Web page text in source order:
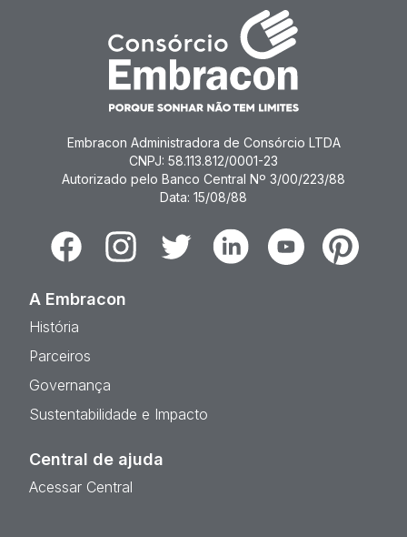
Embracon Administradora de Consórcio LTDA
CNPJ: 58.113.812/0001-23
Autorizado pelo Banco Central Nº 3/00/223/88
Data: 15/08/88
FacebookInstagramTwitter LinkedinYoutubePinterest
A Embracon
História
Parceiros
Governança
Sustentabilidade e Impacto
Central de ajuda
Acessar Central